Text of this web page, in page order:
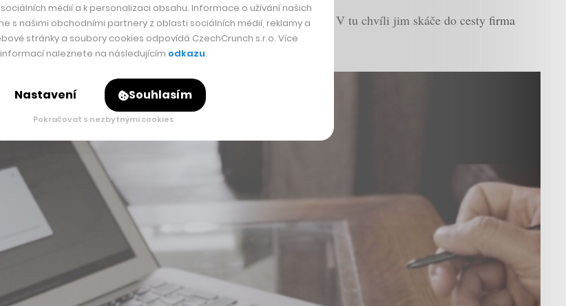
tuzemské instituce naskakují na nové trendy a modernizují. V tu chvíli jim skáče do cesty firma
dva základní produkty pro modernější a lepší obchod.
médií a k personalizaci obsahu. Informace o užívání našich
s našimi obchodními partnery z oblasti sociálních médií, reklamy a
stránky a soubory cookies odpovídá CzechCrunch s.r.o. Více
informací naleznete na následujícím odkazu.
Nastavení Souhlasím
Pokračovat s nezbytnými cookies